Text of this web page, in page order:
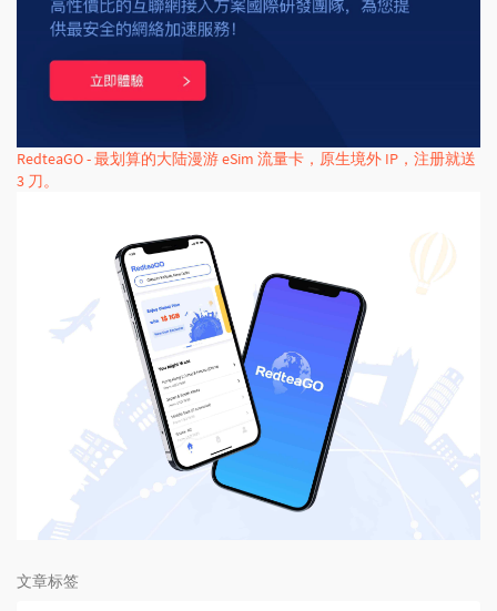
RedteaGO - 最划算的大陆漫游 eSim 流量卡，原生境外 IP，注册就送
3 刀。
文章标签